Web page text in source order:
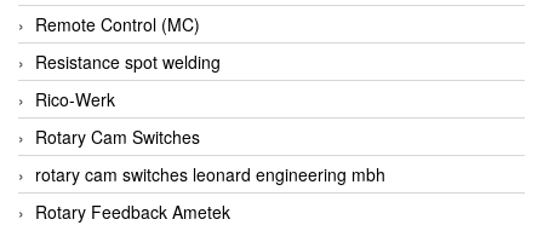
Bloom Engineering
Boneng
Bopp & Reuther Messtechnik
Bosch
Boydcorp
BRAUN Vietnam
Remote Control (MC)
Resistance spot welding
Rico-Werk
Rotary Cam Switches
rotary cam switches leonard engineering mbh
Rotary Feedback Ametek